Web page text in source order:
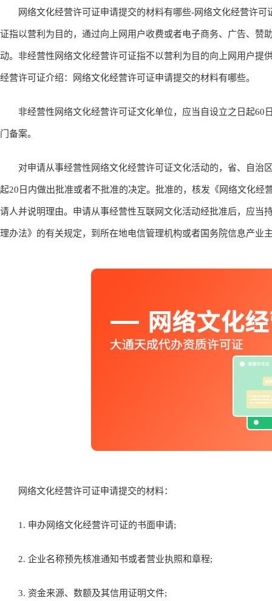
网络文化经营许可证申请提交的材料有哪些-网络文化经营许可
证指以营利为目的，通过向上网用户收费或者电子商务、广告、赞
动。非经营性网络文化经营许可证指不以营利为目的向上网用户提
经营许可证介绍：网络文化经营许可证申请提交的材料有哪些。
非经营性网络文化经营许可证文化单位，应当自设立之日起60
门备案。
对申请从事经营性网络文化经营许可证文化活动的，省、自治
起20日内做出批准或者不批准的决定。批准的，核发《网络文化经
请人并说明理由。申请从事经营性互联网文化活动经批准后，应当
理办法》的有关规定，到所在地电信管理机构或者国务院信息产业
网络文化经营许可证申请提交的材料：
1. 申办网络文化经营许可证的书面申请;
2. 企业名称预先核准通知书或者营业执照和章程;
3. 资金来源、数额及其信用证明文件;